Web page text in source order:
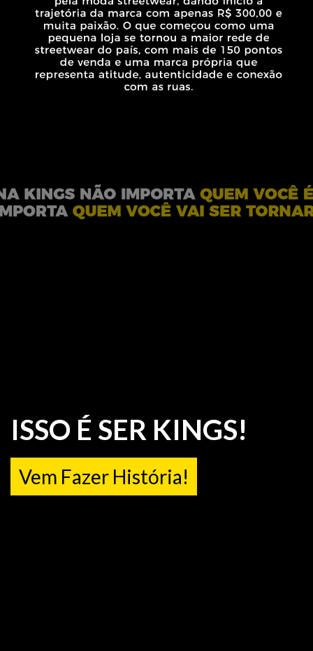
ISSO É SER KINGS!
Vem Fazer História!